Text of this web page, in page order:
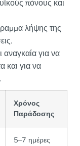
πόνους και
λήψης της
αναγκαία για να
και για να
Χρόνος
Παράδοσης
5–7 ημέρες